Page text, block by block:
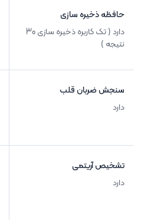
حافظه ذخیره سازی
دارد ( تک کاربره ذخیره سازی 30
نتیجه )
سنجش ضربان قلب
دارد
تشخیص آریتمی
دارد